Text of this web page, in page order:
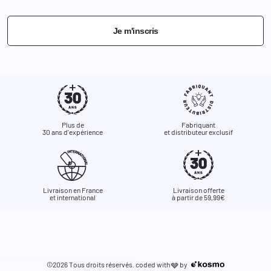
Je m'inscris
Plus de
30 ans d'expérience
Fabriquant
et distributeur exclusif
Livraison en France
et international
Livraison offerte
à partir de 59,99€
©2026 Tous droits réservés. coded with🩶 by